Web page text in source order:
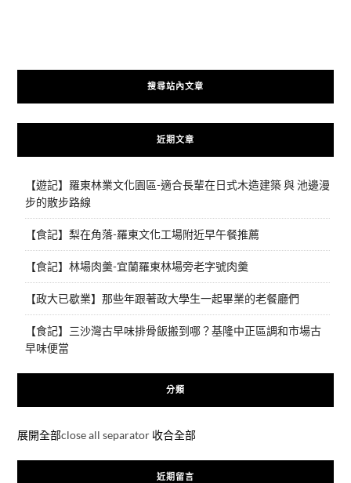
搜尋站內文章
近期文章
【遊記】羅東林業文化園區-適合長輩在日式木造建築 與 池邊漫
步的散步路線
【食記】梨在角落-羅東文化工場附近早午餐推薦
【食記】林場肉羹-宜蘭羅東林場旁老字號肉羹
【政大已歇業】那些年跟著政大學生一起畢業的老餐廳們
【食記】三沙灣古早味排骨飯搬到哪？基隆中正區調和市場古
早味便當
分類
展開全部close all separator 收合全部
近期留言